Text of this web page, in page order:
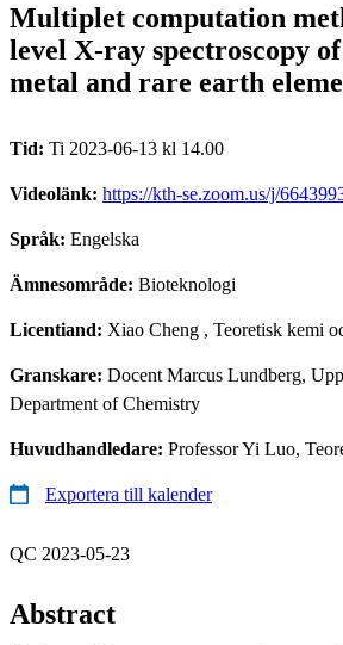
Multiplet computation
level X-ray spectroscopy
metal and rare earth
Tid: Ti 2023-06-13 kl 14.00
Videolänk: https://kth-se.zoom.us/j/
Språk: Engelska
Ämnesområde: Bioteknologi
Licentiand: Xiao Cheng , Teoretisk kemi
Granskare: Docent Marcus Lundberg,
Department of Chemistry
Huvudhandledare: Professor Yi Luo,
Exportera till kalender
QC 2023-05-23
Abstract